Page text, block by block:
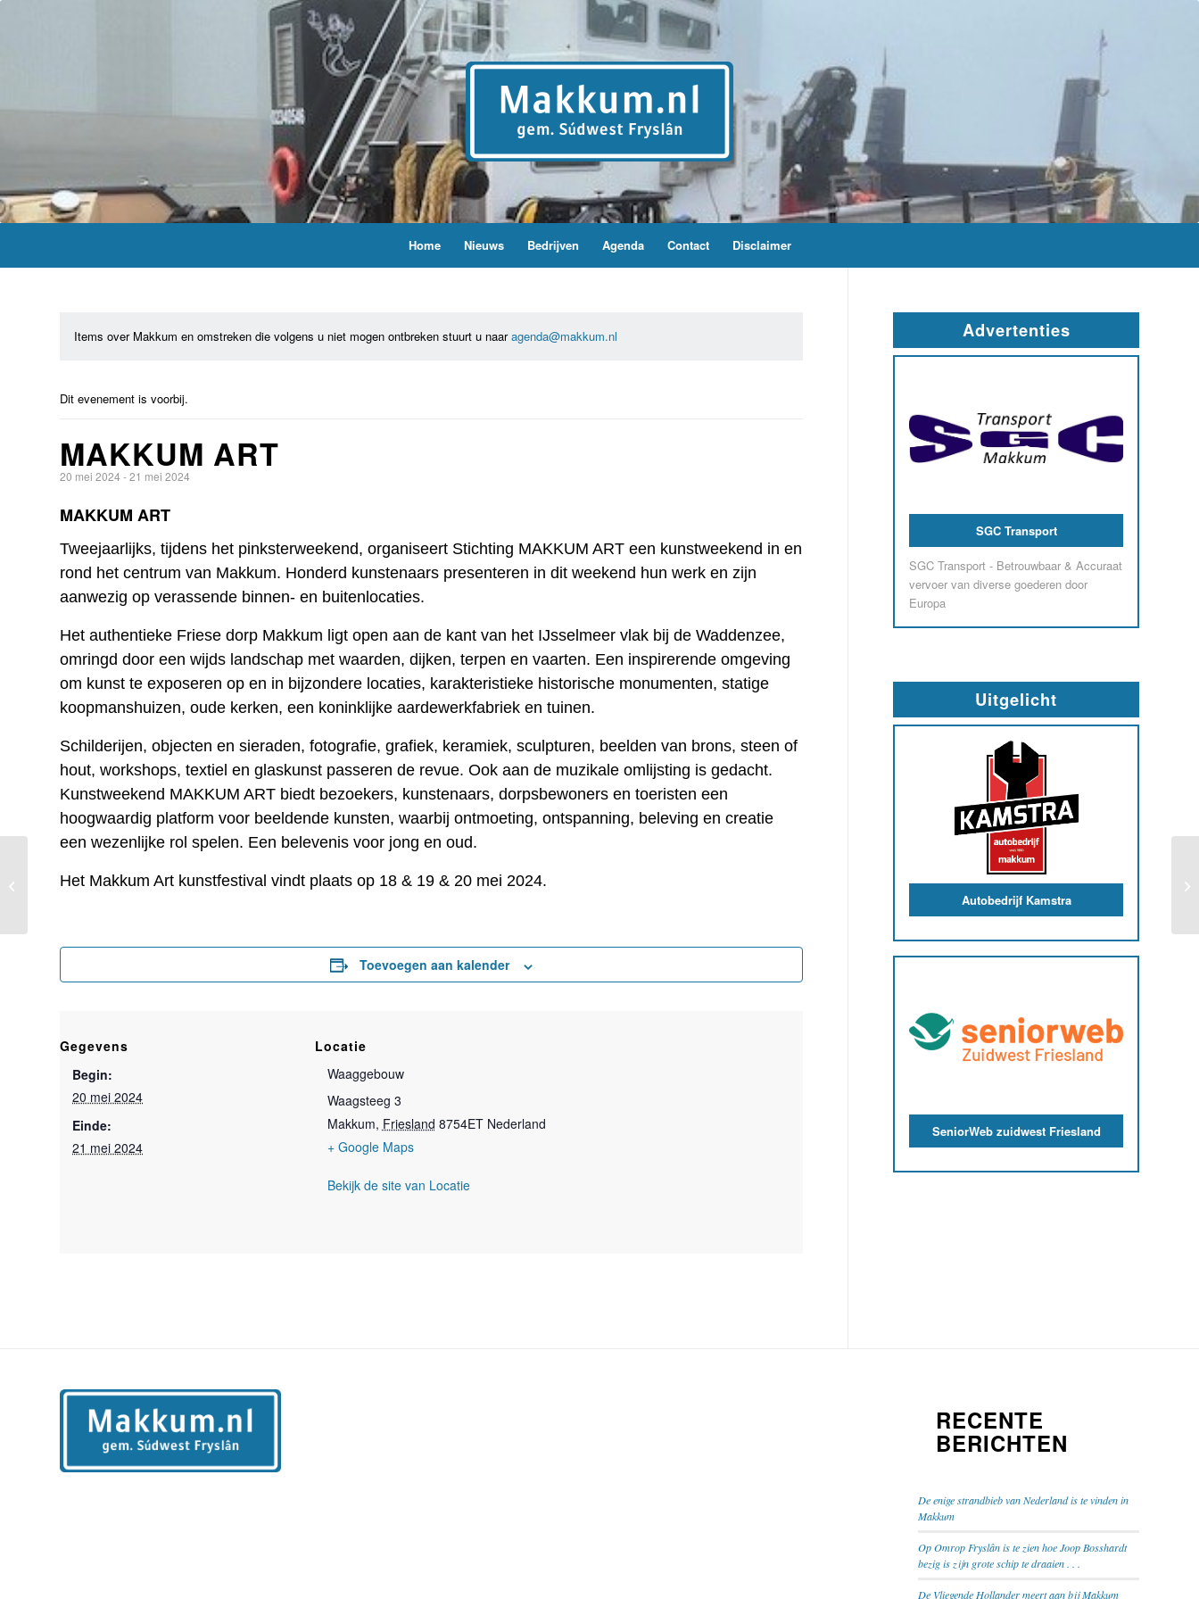
Home Nieuws Bedrijven Agenda Contact Disclaimer
Items over Makkum en omstreken die volgens u niet mogen ontbreken stuurt u naaragenda@makkum.nl
Dit evenement is voorbij.
MAKKUM ART
20 mei 2024-21 mei 2024
MAKKUM ART
Tweejaarlijks, tijdens het pinksterweekend, organiseert Stichting MAKKUM ART een kunstweekend in en
rond het centrum van Makkum. Honderd kunstenaars presenteren in dit weekend hun werk en zijn
aanwezig op verassende binnen- en buitenlocaties.
Het authentieke Friese dorp Makkum ligt open aan de kant van het IJsselmeer vlak bij de Waddenzee,
omringd door een wijds landschap met waarden, dijken, terpen en vaarten. Een inspirerende omgeving
om kunst te exposeren op en in bijzondere locaties, karakteristieke historische monumenten, statige
koopmanshuizen, oude kerken, een koninklijke aardewerkfabriek en tuinen.
Schilderijen, objecten en sieraden, fotografie, grafiek, keramiek, sculpturen, beelden van brons, steen of
hout, workshops, textiel en glaskunst passeren de revue. Ook aan de muzikale omlijsting is gedacht.
Kunstweekend MAKKUM ART biedt bezoekers, kunstenaars, dorpsbewoners en toeristen een
hoogwaardig platform voor beeldende kunsten, waarbij ontmoeting, ontspanning, beleving en creatie
een wezenlijke rol spelen. Een belevenis voor jong en oud.
Het Makkum Art kunstfestival vindt plaats op 18 & 19 & 20 mei 2024.
Toevoegen aan kalender
Gegevens
Begin:
20 mei 2024
Einde:
21 mei 2024
Locatie
Waaggebouw
Waagsteeg 3
Makkum, Friesland 8754ET Nederland
+ Google Maps
Bekijk de site van Locatie
Advertenties
SGC Transport
SGC Transport - Betrouwbaar & Accuraat
vervoer van diverse goederen door
Europa
Uitgelicht
Autobedrijf Kamstra
SeniorWeb zuidwest Friesland
RECENTE
BERICHTEN
De enige strandbieb van Nederland is te vinden in
Makkum
Op Omrop Fryslân is te zien hoe Joop Bosshardt
bezig is zijn grote schip te draaien . . .
De Vliegende Hollander meert aan bij Makkum
Afrika in Kimswerd